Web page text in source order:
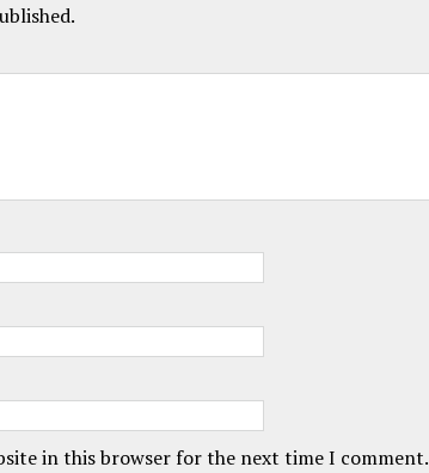
in this browser for the next time I comment.